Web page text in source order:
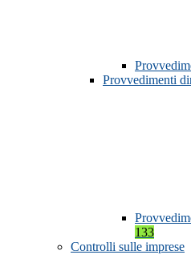
Provvedimenti
133
Controlli sulle imprese